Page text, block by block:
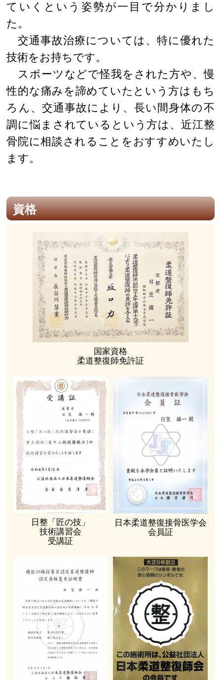
ていくという姿勢が一目で分かりまし
た。
交通事故治療については、特に優れた
技術をお持ちです。
スポーツなどで怪我をされた方や、慢
性的な痛みを諦めていたという方はもち
ろん、交通事故により、長い間身体の不
調に悩まされているという方は、近江整
骨院に相談されることをおすすめいたし
ます。
資格
国家資格
柔道整復師免許証
日整「匠の技」
技術講習会
受講証
日本柔道整復接骨医学会
会員証